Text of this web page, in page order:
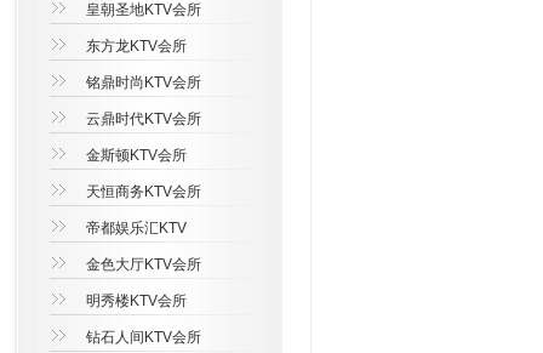
皇朝圣地KTV会所
东方龙KTV会所
铭鼎时尚KTV会所
云鼎时代KTV会所
金斯顿KTV会所
天恒商务KTV会所
帝都娱乐汇KTV
金色大厅KTV会所
明秀楼KTV会所
钻石人间KTV会所